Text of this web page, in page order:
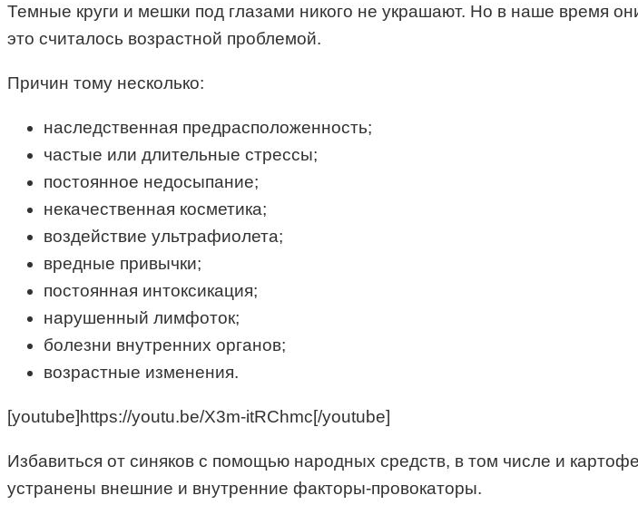
Темные круги и мешки под глазами никого не украшают. Но в наше время
это считалось возрастной проблемой.
Причин тому несколько:
наследственная предрасположенность;
частые или длительные стрессы;
постоянное недосыпание;
некачественная косметика;
воздействие ультрафиолета;
вредные привычки;
постоянная интоксикация;
нарушенный лимфоток;
болезни внутренних органов;
возрастные изменения.
[youtube]https://youtu.be/X3m-itRChmc[/youtube]
Избавиться от синяков с помощью народных средств, в том числе и
устранены внешние и внутренние факторы-провокаторы.